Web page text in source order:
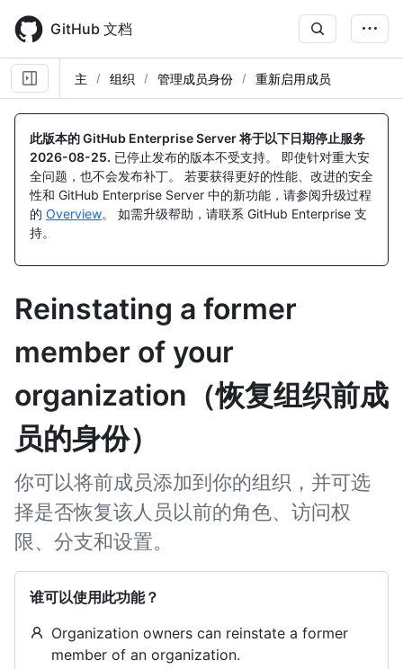
main
content
GitHub 文档
主 组织 管理成员身份 重新启用成员
此版本的 GitHub Enterprise Server 将于以下日期停止服务
2026-08-25. 已停止发布的版本不受支持。 即使针对重大安
全问题，也不会发布补丁。 若要获得更好的性能、改进的安全
性和 GitHub Enterprise Server 中的新功能，请参阅升级过程
的 Overview。 如需升级帮助，请联系 GitHub Enterprise 支
持。
Reinstating a former
member of your
organization（恢复组织前成
员的身份）
你可以将前成员添加到你的组织，并可选
择是否恢复该人员以前的角色、访问权
限、分支和设置。
谁可以使用此功能？
Organization owners can reinstate a former
member of an organization.